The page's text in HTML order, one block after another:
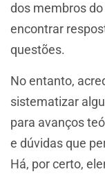
dos membros
encontrar
questões.
No entanto,
sistematizar
para avanços
e dúvidas que
Há, por certo,